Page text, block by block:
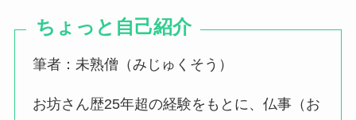
ちょっと自己紹介
筆者：未熟僧（みじゅくそう）
お坊さん歴25年超の経験をもとに、仏事（お